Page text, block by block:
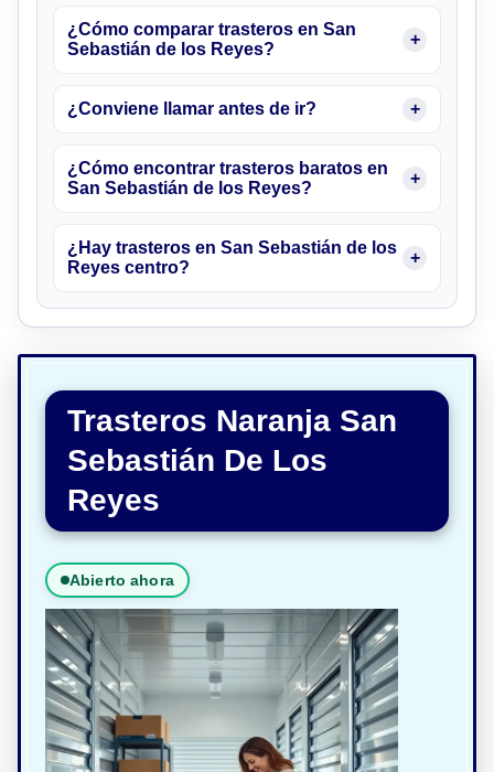
¿Cómo comparar trasteros en San
Sebastián de los Reyes?
¿Conviene llamar antes de ir?
¿Cómo encontrar trasteros baratos en
San Sebastián de los Reyes?
¿Hay trasteros en San Sebastián de los
Reyes centro?
Trasteros Naranja San
Sebastián De Los
Reyes
Abierto ahora